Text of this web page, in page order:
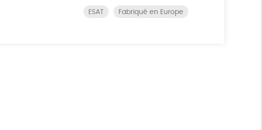
ESAT Fabriqué en Europe